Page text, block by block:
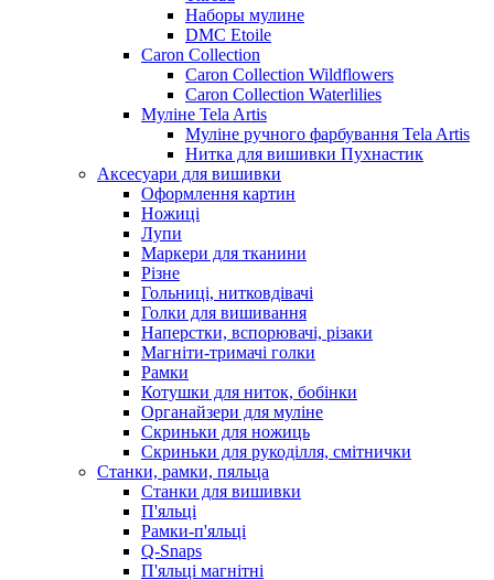
Наборы мулине
DMC Etoile
Caron Collection
Caron Collection Wildflowers
Caron Collection Waterlilies
Муліне Tela Artis
Муліне ручного фарбування Tela Artis
Нитка для вишивки Пухнастик
Аксесуари для вишивки
Оформлення картин
Ножиці
Лупи
Маркери для тканини
Різне
Гольниці, нитковдівачі
Голки для вишивання
Наперстки, вспорювачі, різаки
Магніти-тримачі голки
Рамки
Котушки для ниток, бобінки
Органайзери для муліне
Скриньки для ножиць
Скриньки для рукоділля, смітнички
Станки, рамки, пяльца
Станки для вишивки
П'яльці
Рамки-п'яльці
Q-Snaps
П'яльці магнітні